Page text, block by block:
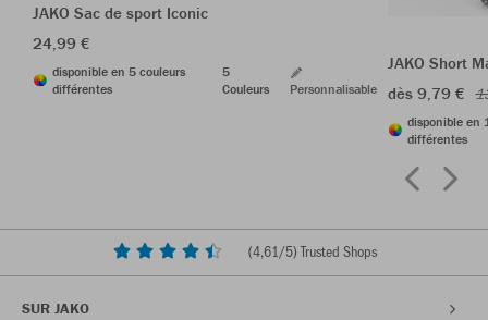
JAKO Sac de sport Iconic
24,99 €
disponible en 5 couleurs
différentes
5
Couleurs
Personnalisable
JAKO Short
dès 9,79 €
disponible en
différentes
(4,61/5) Trusted Shops
SUR JAKO